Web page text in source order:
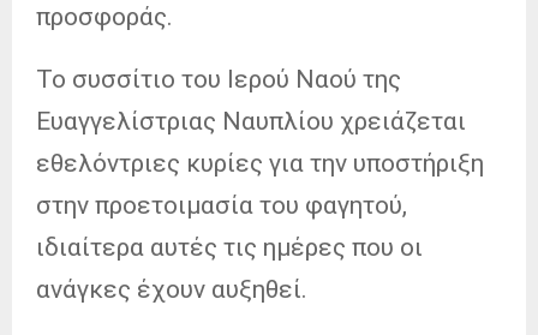
προσφοράς.
Το συσσίτιο του Ιερού Ναού της
Ευαγγελίστριας Ναυπλίου χρειάζεται
εθελόντριες κυρίες για την υποστήριξη
στην προετοιμασία του φαγητού,
ιδιαίτερα αυτές τις ημέρες που οι
ανάγκες έχουν αυξηθεί.